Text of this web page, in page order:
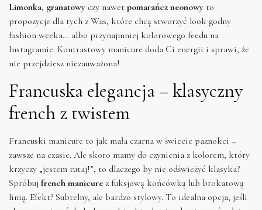
Limonka, granatowy czy nawet pomarańcz neonowy to
propozycje dla tych z Was, które chcą stworzyć look godny
fashion weeka… albo przynajmniej kolorowego feedu na
Instagramie. Kontrastowy manicure doda Ci energii i sprawi, że
nie przejdziesz niezauważona!
Francuska elegancja – klasyczny
french z twistem
Francuski manicure to jak mała czarna w świecie paznokci –
zawsze na czasie. Ale skoro mamy do czynienia z kolorem, który
krzyczy „jestem tutaj!”, to dlaczego by nie odświeżyć klasyka?
Spróbuj french manicure z fuksjową końcówką lub brokatową
linią. Efekt? Subtelny, ale bardzo stylowy. To idealna opcja, jeśli